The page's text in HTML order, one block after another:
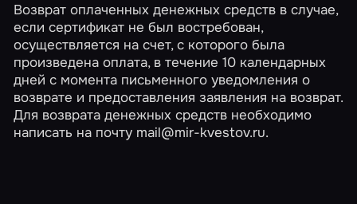
Возврат оплаченных денежных средств в случае,
если сертификат не был востребован,
осуществляется на счет, с которого была
произведена оплата, в течение 10 календарных
дней с момента письменного уведомления о
возврате и предоставления заявления на возврат.
Для возврата денежных средств необходимо
написать на почту mail@mir-kvestov.ru.